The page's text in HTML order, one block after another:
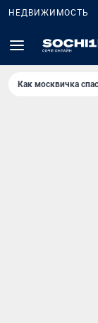
НЕДВИЖИМОСТЬ
Как москвичка